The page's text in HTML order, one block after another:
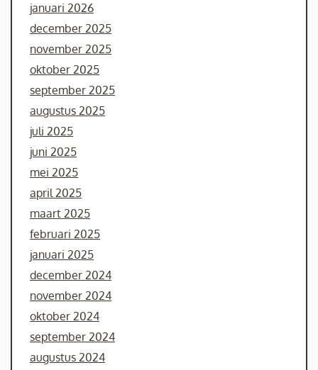
januari 2026
december 2025
november 2025
oktober 2025
september 2025
augustus 2025
juli 2025
juni 2025
mei 2025
april 2025
maart 2025
februari 2025
januari 2025
december 2024
november 2024
oktober 2024
september 2024
augustus 2024